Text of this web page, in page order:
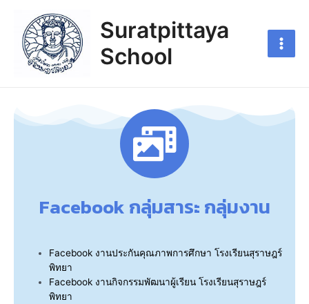
Suratpittaya
School
Facebook กลุ่มสาระ กลุ่มงาน
Facebook งานประกันคุณภาพการศึกษา โรงเรียนสุราษฎร์
พิทยา
Facebook งานกิจกรรมพัฒนาผู้เรียน โรงเรียนสุราษฎร์
พิทยา